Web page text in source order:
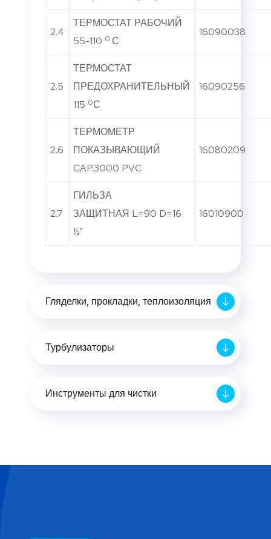
2.4
ТЕРМОСТАТ РАБОЧИЙ
55-110 0 С
16090038
2.5
ТЕРМОСТАТ
ПРЕДОХРАНИТЕЛЬНЫЙ
115 0С
16090256
2.6
ТЕРМОМЕТР
ПОКАЗЫВАЮЩИЙ
CAP.3000 PVC
16080209
2.7
ГИЛЬЗА
ЗАЩИТНАЯ L=90 D=16
½”
16010900
Гляделки, прокладки, теплоизоляция
Турбулизаторы
Инструменты для чистки